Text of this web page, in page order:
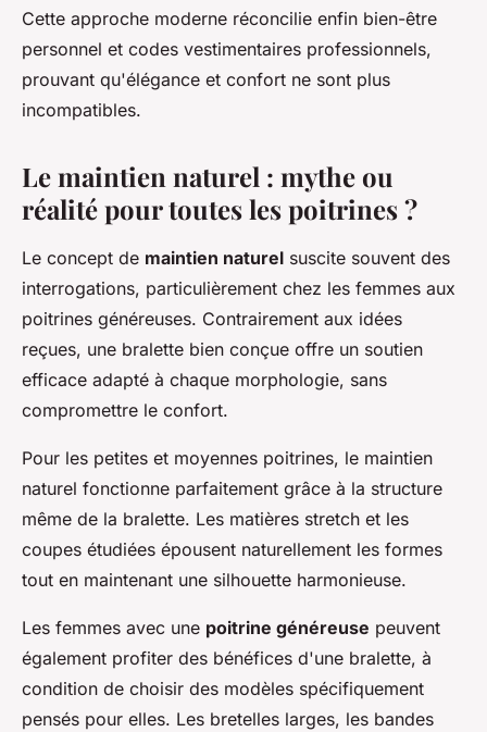
Cette approche moderne réconcilie enfin bien-être
personnel et codes vestimentaires professionnels,
prouvant qu'élégance et confort ne sont plus
incompatibles.
Le maintien naturel : mythe ou
réalité pour toutes les poitrines ?
Le concept de maintien naturel suscite souvent des
interrogations, particulièrement chez les femmes aux
poitrines généreuses. Contrairement aux idées
reçues, une bralette bien conçue offre un soutien
efficace adapté à chaque morphologie, sans
compromettre le confort.
Pour les petites et moyennes poitrines, le maintien
naturel fonctionne parfaitement grâce à la structure
même de la bralette. Les matières stretch et les
coupes étudiées épousent naturellement les formes
tout en maintenant une silhouette harmonieuse.
Les femmes avec une poitrine généreuse peuvent
également profiter des bénéfices d'une bralette, à
condition de choisir des modèles spécifiquement
pensés pour elles. Les bretelles larges, les bandes